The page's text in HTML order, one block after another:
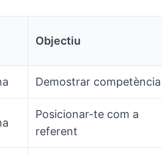
Objectiu
Demostrar competència
Posicionar-te com a
referent